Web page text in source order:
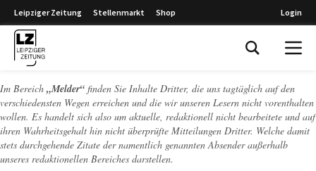
Leipziger Zeitung Stellenmarkt Shop Login
Im Bereich „Melder“ finden Sie Inhalte Dritter, die uns tagtäglich auf den
verschiedensten Wegen erreichen und die wir unseren Lesern nicht vorenthalten
wollen. Es handelt sich also um aktuelle, redaktionell nicht bearbeitete und auf
ihren Wahrheitsgehalt hin nicht überprüfte Mitteilungen Dritter. Welche damit
stets durchgehende Zitate der namentlich genannten Absender außerhalb
unseres redaktionellen Bereiches darstellen.